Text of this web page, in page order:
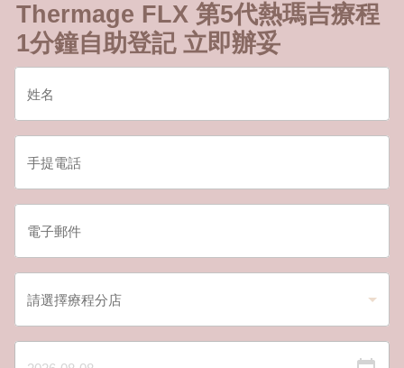
Thermage FLX 第5代熱瑪吉療程
1分鐘自助登記 立即辦妥